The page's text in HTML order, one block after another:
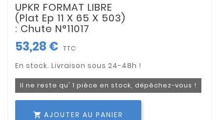
UPKR FORMAT LIBRE
(Plat Ep 11 X 65 X 503)
: Chute N°11017
53,28 € TTC
Il ne reste qu' 1 pièce en stock, dépêchez-vous !
 AJOUTER AU PANIER